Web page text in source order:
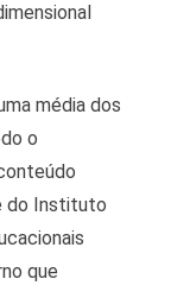
média dos
o
do Instituto
que